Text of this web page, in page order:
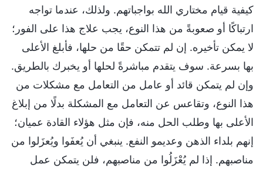
كيفية قيام مختاري الله بواجباتهم. ولذلك، عندما تواجه
ارتباكًا أو صعوبةً من هذا النوع، يجب علاج هذا على الفور؛
لا يمكن تأخيره. إن لم تتمكن حقًا من حلها، فأبلغ الأعلى
بها بسرعة. سوف يتقدم مباشرةً لحلها أو يخبرك بالطريق.
وإن لم يتمكن قائد أو عامل من التعامل مع مشكلات من
هذا النوع، وتقاعس عن التعامل مع المشكلة بدلًا من إبلاغ
الأعلى بها وطلب الحل منه، فإن مثل هؤلاء القادة عميان؛
إنهم بلداء الذهن وعديمو النفع. ينبغي أن يُعفَوا ويُعزَلوا من
مناصبهم. إذا لم يُعْزَلُوا من مناصبهم، فلن يتمكن عمل